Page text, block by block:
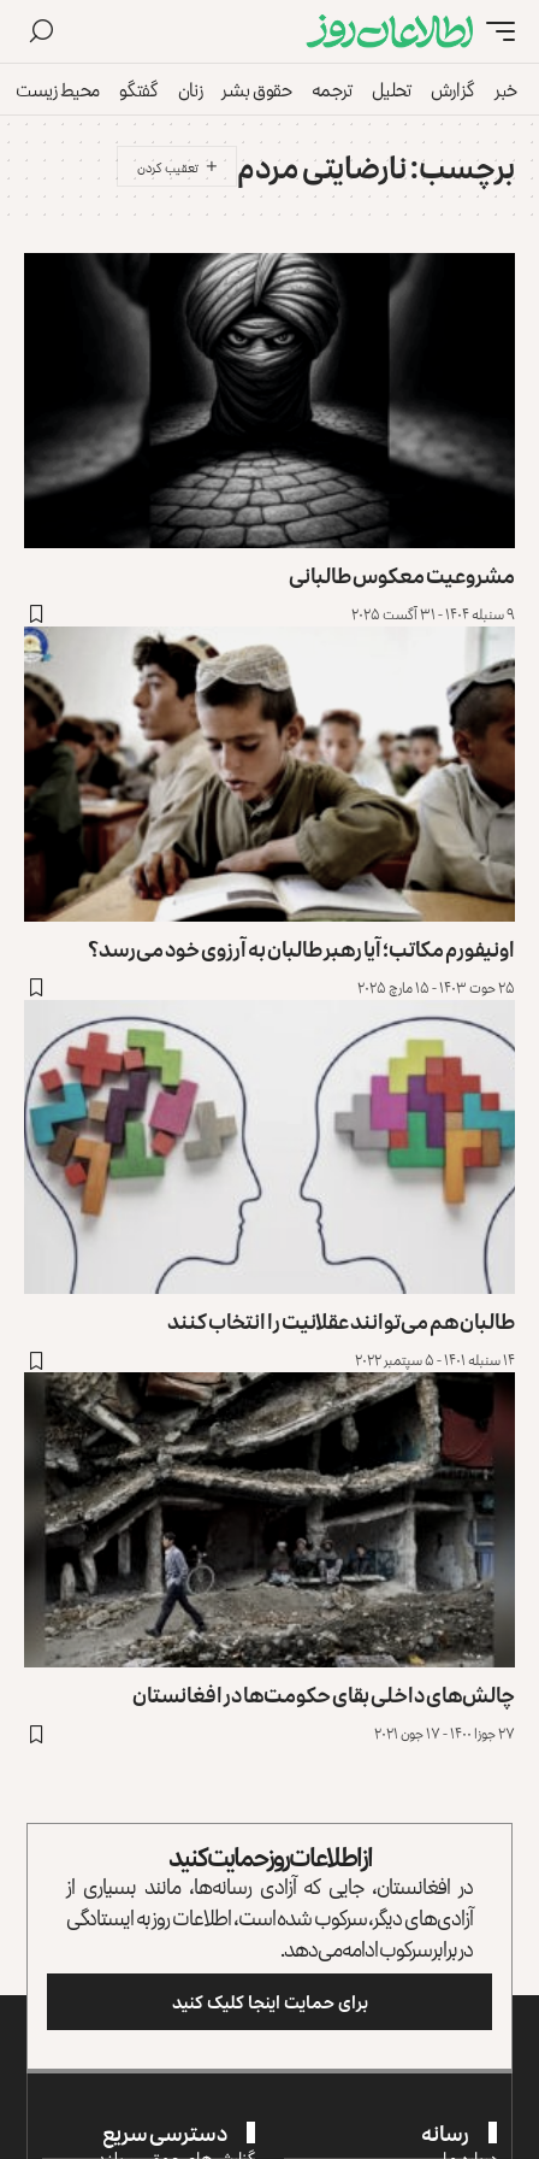
خبر گزارش تحلیل ترجمه حقوق بشر زنان گفتگو محیط زیست
برچسب:نارضایتی مردم
مشروعیت معکوس طالبانی
۹ سنبله ۱۴۰۴ - ۳۱ آگست ۲۰۲۵
اونیفورم مکاتب؛ آیا رهبر طالبان به آرزوی خود می‌رسد؟
۲۵ حوت ۱۴۰۳ - ۱۵ مارچ ۲۰۲۵
طالبان هم می‌توانند عقلانیت را انتخاب کنند
۱۴ سنبله ۱۴۰۱ - ۵ سپتمبر ۲۰۲۲
چالش‌های داخلی بقای حکومت‌ها در افغانستان
۲۷ جوزا ۱۴۰۰ - ۱۷ جون ۲۰۲۱
از اطلاعات روز حمایت کنید
در افغانستان، جایی که آزادی رسانه‌ها، مانند بسیاری از
آزادی‌های دیگر، سرکوب شده است، اطلاعات روز به ایستادگی
در برابر سرکوب ادامه می‌دهد.
برای حمایت اینجا کلیک کنید
رسانه دسترسی سریع